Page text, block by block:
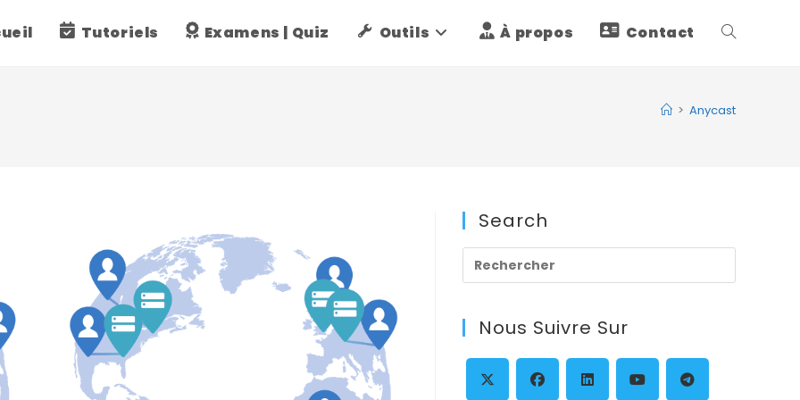
Tutoriels Examens | Quiz Outils À propos Contact Toggle
> Anycast
Search
Escape
Nous Suivre Sur